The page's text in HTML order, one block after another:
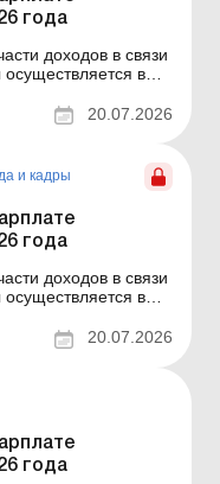
года
доходов в связи
в
с Порядком,
от 21.02.2001 №
20.07.2026
и кадры
года
доходов в связи
в
с Порядком,
от 21.02.2001 №
20.07.2026
года